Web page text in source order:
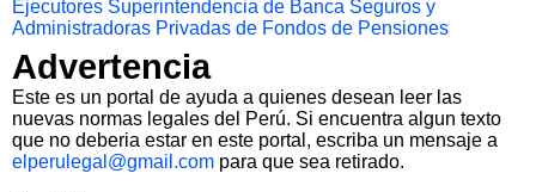
Ejecutores Superintendencia de Banca Seguros y
Administradoras Privadas de Fondos de Pensiones
Advertencia
Este es un portal de ayuda a quienes desean leer las
nuevas normas legales del Perú. Si encuentra algun texto
que no deberia estar en este portal, escriba un mensaje a
elperulegal@gmail.com para que sea retirado.